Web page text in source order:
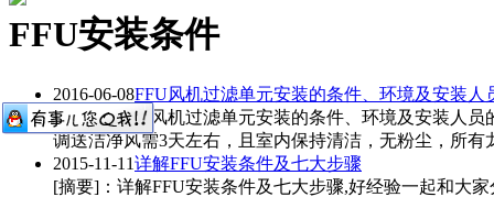
FFU安装条件
2016-06-08FFU风机过滤单元安装的条件、环境及安装人
[摘要]：FFU风机过滤单元安装的条件、环境及安装人
调送洁净风需3天左右，且室内保持清洁，无粉尘，所
2015-11-11详解FFU安装条件及七大步骤
[摘要]：详解FFU安装条件及七大步骤,好经验一起和大